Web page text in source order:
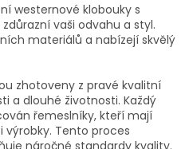
westernové klobouky s
vaši odvahu a styl.
materiálů a nabízejí skvělý
zhotoveny z pravé kvalitní
a dlouhé životnosti. Každý
řemeslníky, kteří mají
výrobky. Tento proces
náročné standardy kvality.